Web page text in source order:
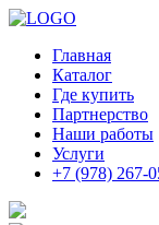
Главная
Каталог
Где купить
Партнерство
Наши работы
Услуги
+7 (978) 267-